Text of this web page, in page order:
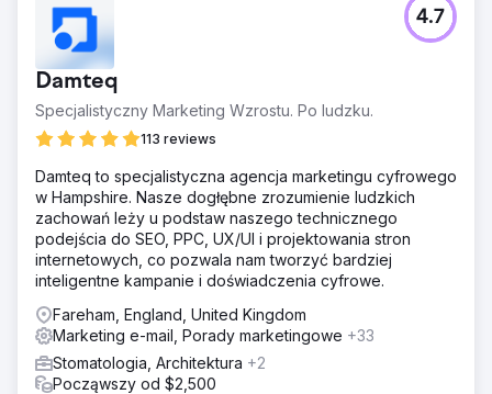
Sklep Shopify klienta zmagał się ze stagnacją sprzedaży,
niskim wskaźnikiem powtarzalności zakupów i niskimi
zyskami z płatnych reklam, pomimo stałego napływu
ruchu. W marketingu brakowało odpowiedniej
segmentacji, a konfiguracja CRM była niewystarczająca
do efektywnego śledzenia ścieżek klientów.
Wdrożyliśmy segmentację klientów opartą na sztucznej
inteligencji, aby dotrzeć do klientów z dużym zamiarem
dokonania zakupu, przebudowaliśmy lejek e-mailowy w
celu zwiększenia retencji, zoptymalizowaliśmy reklamy
Google i Meta w celu uzyskania lepszego zwrotu z
inwestycji oraz zintegrowaliśmy CRM HubSpot w celu
zapewnienia pełnej widoczności procesu sprzedaży i
śledzenia wyników.
Wyniki
W ciągu sześciu miesięcy sprzedaż online wzrosła o
Damteq
Specjalistyczny Marketing Wzrostu. Po ludzku.
113 reviews
4.7
Damteq to specjalistyczna agencja marketingu cyfrowego
w Hampshire. Nasze dogłębne zrozumienie ludzkich
zachowań leży u podstaw naszego technicznego
podejścia do SEO, PPC, UX/UI i projektowania stron
internetowych, co pozwala nam tworzyć bardziej
inteligentne kampanie i doświadczenia cyfrowe.
Fareham, England, United Kingdom
Marketing e-mail, Porady marketingowe +33
Stomatologia, Architektura +2
Począwszy od $2,500